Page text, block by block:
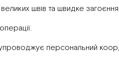
швів та швидке загоєння.
персональний